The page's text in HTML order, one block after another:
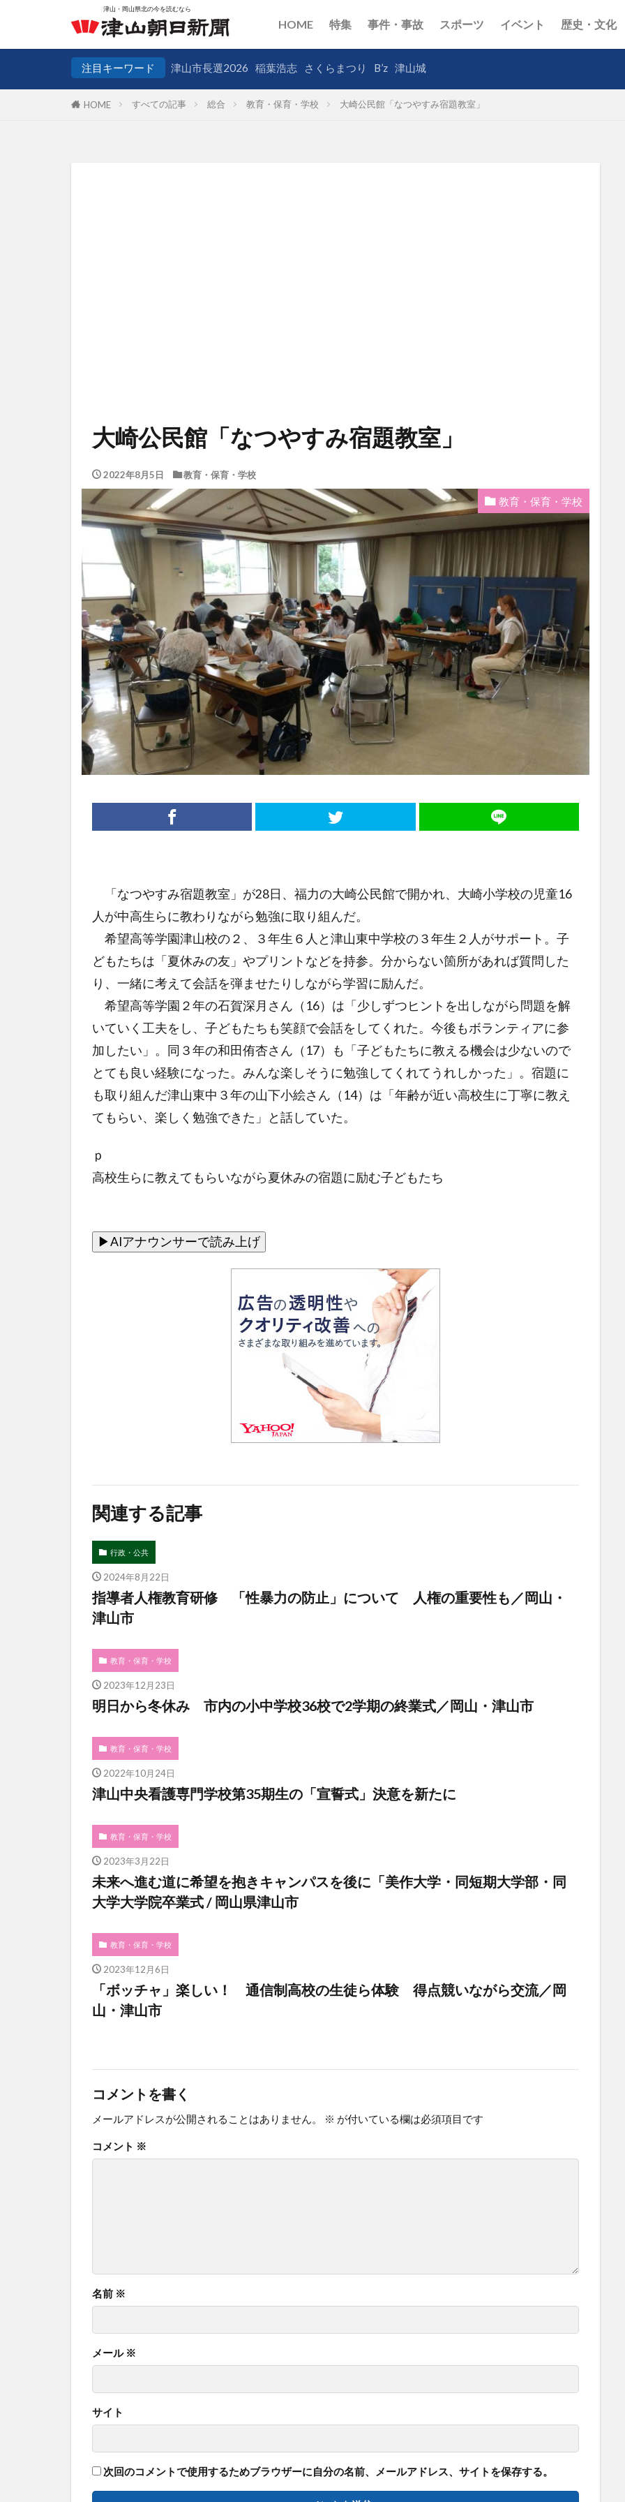
HOME 特集 事件・事故 スポーツ イベント 歴史・文化
注目キーワード 津山市長選2026 稲葉浩志 さくらまつり B’z 津山城
HOME すべての記事 総合 教育・保育・学校 大崎公民館「なつやすみ宿題教室」
大崎公民館「なつやすみ宿題教室」
2022年8月5日 教育・保育・学校
教育・保育・学校
「なつやすみ宿題教室」が28日、福力の大崎公民館で開かれ、大崎小学校の児童16
人が中高生らに教わりながら勉強に取り組んだ。
希望高等学園津山校の２、３年生６人と津山東中学校の３年生２人がサポート。子
どもたちは「夏休みの友」やプリントなどを持参。分からない箇所があれば質問した
り、一緒に考えて会話を弾ませたりしながら学習に励んだ。
希望高等学園２年の石賀深月さん（16）は「少しずつヒントを出しながら問題を解
いていく工夫をし、子どもたちも笑顔で会話をしてくれた。今後もボランティアに参
加したい」。同３年の和田侑杏さん（17）も「子どもたちに教える機会は少ないので
とても良い経験になった。みんな楽しそうに勉強してくれてうれしかった」。宿題に
も取り組んだ津山東中３年の山下小絵さん（14）は「年齢が近い高校生に丁寧に教え
てもらい、楽しく勉強できた」と話していた。
ｐ
高校生らに教えてもらいながら夏休みの宿題に励む子どもたち
関連する記事
行政・公共
2024年8月22日
指導者人権教育研修 「性暴力の防止」について 人権の重要性も／岡山・
津山市
教育・保育・学校
2023年12月23日
明日から冬休み 市内の小中学校36校で2学期の終業式／岡山・津山市
教育・保育・学校
2022年10月24日
津山中央看護専門学校第35期生の「宣誓式」決意を新たに
教育・保育・学校
2023年3月22日
未来へ進む道に希望を抱きキャンパスを後に「美作大学・同短期大学部・同
大学大学院卒業式 / 岡山県津山市
教育・保育・学校
2023年12月6日
「ボッチャ」楽しい！ 通信制高校の生徒ら体験 得点競いながら交流／岡
山・津山市
コメントを書く
メールアドレスが公開されることはありません。 ※ が付いている欄は必須項目です
コメント ※
名前 ※
メール ※
サイト
次回のコメントで使用するためブラウザーに自分の名前、メールアドレス、サイトを保存する。